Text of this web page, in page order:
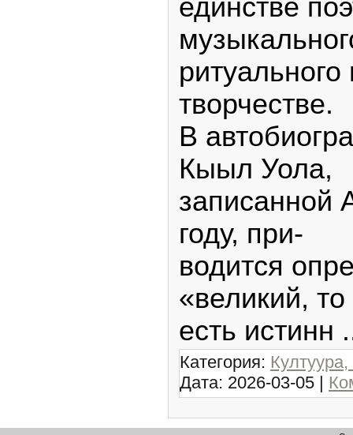
единстве
творчестве.
В
Кыыл Уола,
записанной
году, при-
водится
«великий, то
есть истинн
Категория: Култуура,
Дата: 2026-03-05 |